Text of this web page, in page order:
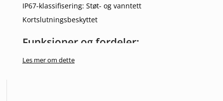
IP67-klassifisering: Støt- og vanntett
Kortslutningsbeskyttet
Funksjoner og fordeler:
Avansert LED-teknologi for kraftig og effektiv belysning
Les mer om dette